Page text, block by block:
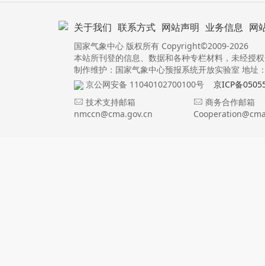
关于我们 联系方式 网站声明 业务信息 网
国家气象中心 版权所有 Copyright©2009-2026
本站所刊登的信息、数据和各种专栏材料，未经授
制作维护：国家气象中心预报系统开放实验室 地址
京公网安备 11040102700100号
京ICP备
技术支持邮箱
nmccn@cma.gov.cn
商务合作邮箱